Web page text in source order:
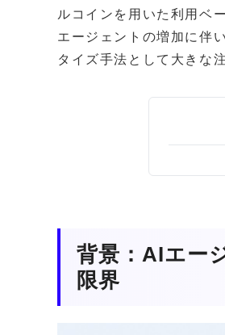
ルコインを用いた利用ベ
エージェントの増加に伴
タイズ手法として大きな
背景：AIエー
限界